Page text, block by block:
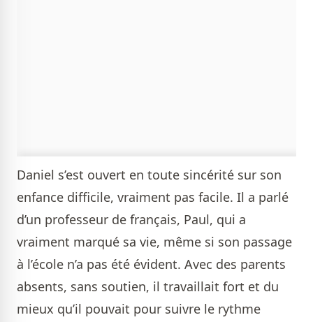
Daniel s’est ouvert en toute sincérité sur son
enfance difficile, vraiment pas facile. Il a parlé
d’un professeur de français, Paul, qui a
vraiment marqué sa vie, même si son passage
à l’école n’a pas été évident. Avec des parents
absents, sans soutien, il travaillait fort et du
mieux qu’il pouvait pour suivre le rythme